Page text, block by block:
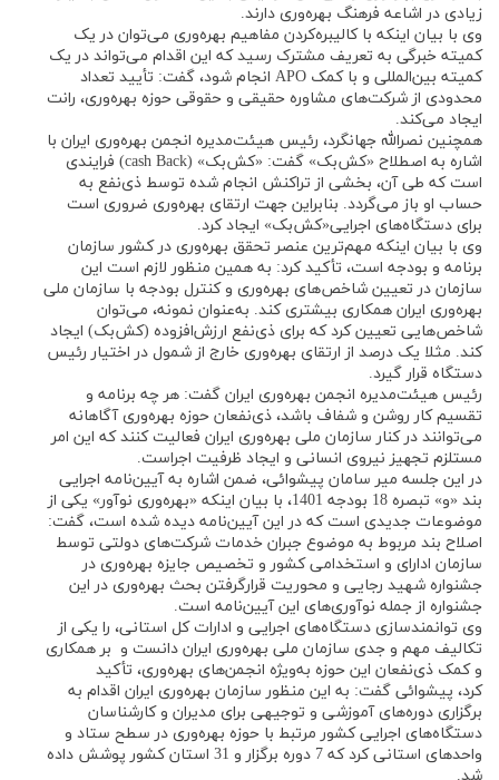
زیادی در اشاعه فرهنگ بهره‌وری دارند.
وی با بیان اینکه با کالیبره‌کردن مفاهیم بهره‌وری می‌توان در یک
کمیته خبرگی به تعریف مشترک رسید که این اقدام می‌تواند در یک
کمیته بین‌المللی و با کمک APO انجام شود، گفت: تأیید تعداد
محدودی از شرکت‌های مشاوره حقیقی و حقوقی حوزه بهره‌وری، رانت
ایجاد می‌کند.
همچنین نصرالله جهانگرد، رئیس هیئت‌مدیره انجمن بهره‌وری ایران با
اشاره به اصطلاح «کش‌بک» گفت: «کش‌بک» (cash Back) فرایندی
است که طی آن، بخشی از تراکنش انجام شده توسط ذی‌نفع به
حساب او باز می‌گردد. بنابراین جهت ارتقای بهره‌وری ضروری است
برای دستگاه‌های اجرایی«کش‌بک» ایجاد کرد.
وی با بیان اینکه مهم‌ترین عنصر تحقق بهره‌وری در کشور سازمان
برنامه و بودجه است، تأکید کرد: به همین منظور لازم است این
سازمان در تعیین شاخص‌های بهره‌وری و کنترل بودجه با سازمان ملی
بهره‌وری ایران همکاری بیشتری کند. به‌عنوان نمونه، می‌توان
شاخص‌هایی تعیین کرد که برای ذی‌نفع ارزش‌افزوده (کش‌بک) ایجاد
کند. مثلا یک درصد از ارتقای بهره‌وری خارج از شمول در اختیار رئیس
دستگاه قرار گیرد.
رئیس هیئت‌مدیره انجمن بهره‌وری ایران گفت: هر چه برنامه و
تقسیم کار روشن و شفاف باشد، ذی‌نفعان حوزه بهره‌وری آگاهانه
می‌توانند در کنار سازمان ملی بهره‌وری ایران فعالیت کنند که این امر
مستلزم تجهیز نیروی انسانی و ایجاد ظرفیت اجراست.
در این جلسه میر سامان پیشوائی، ضمن اشاره به آیین‌نامه اجرایی
بند «و» تبصره 18 بودجه 1401، با بیان اینکه «بهره‌وری نوآور» یکی از
موضوعات جدیدی است که در این آیین‌نامه دیده شده است، گفت:
اصلاح بند مربوط به موضوع جبران خدمات شرکت‌های دولتی توسط
سازمان ادارای و استخدامی کشور و تخصیص جایزه بهره‌وری در
جشنواره شهید رجایی و محوریت قرارگرفتن بحث بهره‌وری در این
جشنواره از جمله نوآوری‌های این آیین‌نامه است.
وی توانمندسازی دستگاه‌های اجرایی و ادارات کل استانی، را یکی از
تکالیف مهم و جدی سازمان ملی بهره‌وری ایران دانست و بر همکاری
و کمک ذی‌نفعان این حوزه به‌ویژه انجمن‌های بهره‌وری، تأکید
کرد، پیشوائی گفت: به این منظور سازمان بهره‌وری ایران اقدام به
برگزاری دوره‌های آموزشی و توجیهی برای مدیران و کارشناسان
دستگاه‌های اجرایی کشور مرتبط با حوزه بهره‌وری در سطح ستاد و
واحدهای استانی کرد که 7 دوره برگزار و 31 استان کشور پوشش داده